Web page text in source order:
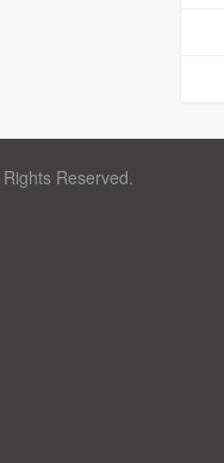
Reserved.